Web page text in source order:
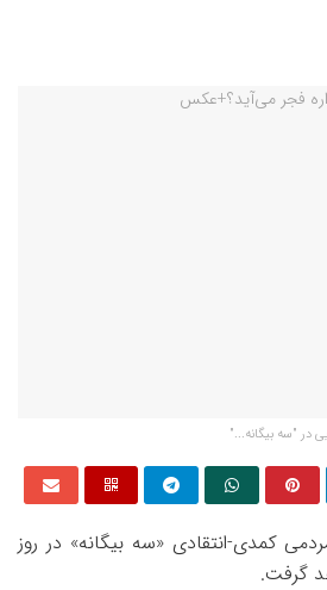
در "سه بیگانه..."
کمدی-انتقادی «سه بیگانه» در روز
گرفت.